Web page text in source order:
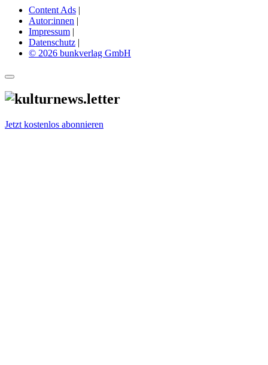
Content Ads |
Autor:innen |
Impressum |
Datenschutz |
© 2026 bunkverlag GmbH
Jetzt kostenlos abonnieren